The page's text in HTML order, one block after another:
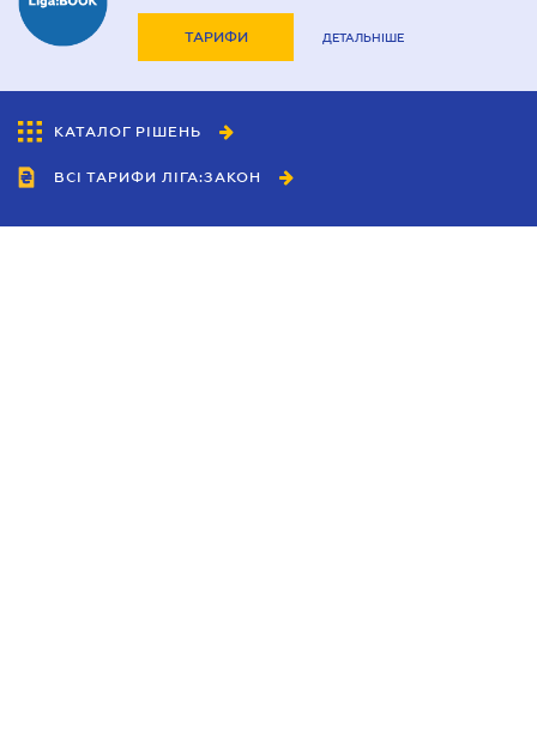
ТАРИФИ ДЕТАЛЬНІШЕ
КАТАЛОГ РІШЕНЬ
ВСІ ТАРИФИ ЛІГА:ЗАКОН